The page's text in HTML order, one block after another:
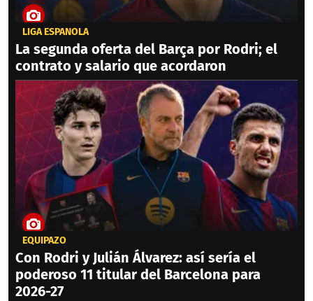
LIGA ESPAÑOLA
La segunda oferta del Barça por Rodri; el
contrato y salario que acordaron
EQUIPAZO
Con Rodri y Julián Álvarez: así sería el
poderoso 11 titular del Barcelona para
2026-27